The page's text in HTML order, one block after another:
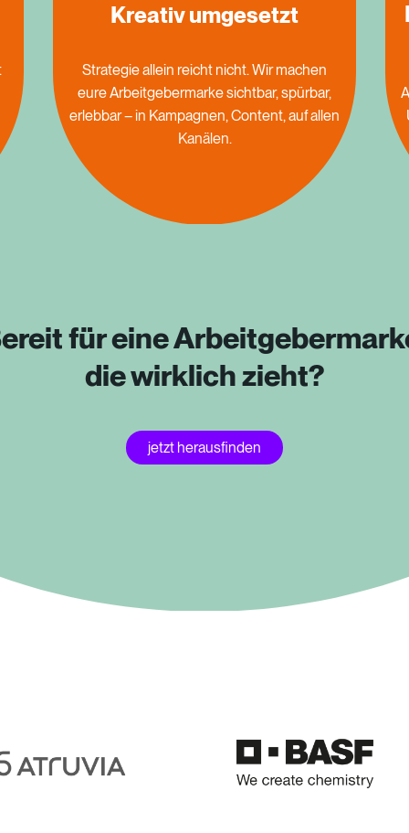
Kreativ umgesetzt
Strategieallein reicht nicht.Wir machen
eureArbeitgebermarkesichtbar,spürbar,
erlebbar–in Kampagnen,Content,aufallen
Kanälen.
für eine
die wirklich zieht?
jetzt herausfinden